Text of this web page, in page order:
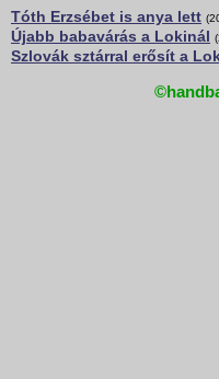
Tóth Erzsébet is anya lett
Újabb babavárás a Lokinál
Szlovák sztárral erősít a